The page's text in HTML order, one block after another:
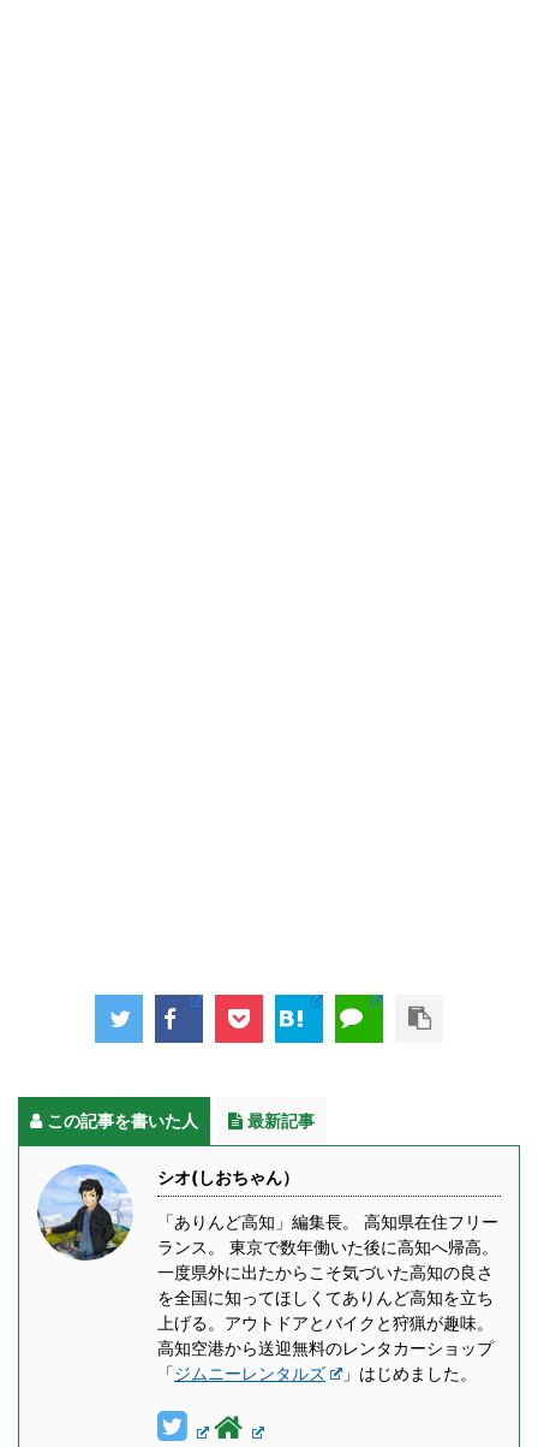
この記事を書いた人 最新記事
シオ(しおちゃん）
「ありんど高知」編集長。 高知県在住フリー
ランス。 東京で数年働いた後に高知へ帰高。
一度県外に出たからこそ気づいた高知の良さ
を全国に知ってほしくてありんど高知を立ち
上げる。アウトドアとバイクと狩猟が趣味。
高知空港から送迎無料のレンタカーショップ
「ジムニーレンタルズ 」はじめました。